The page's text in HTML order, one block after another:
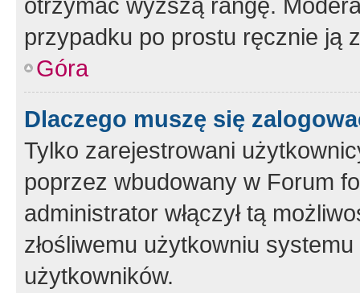
przypadku po prostu ręcznie ją
Góra
Dlaczego muszę się
Tylko zarejestrowani
poprzez wbudowany w Forum
administrator włączył tą
złośliwemu użytkowniu
użytkowników.